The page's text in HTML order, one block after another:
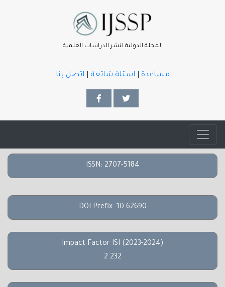
المجلة الدولية لنشر الدراسات العلمية
مساعدة|اسئلة شائعة|اتصل بنا
ISSN: 2707-5184
DOI Prefix: 10.62690
Impact Factor ISI (2023-2024)
2.232